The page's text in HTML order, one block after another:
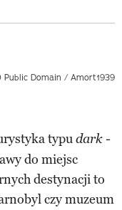
Public Domain / Amort1939
typudark -
do miejsc
destynacji to
czy muzeum